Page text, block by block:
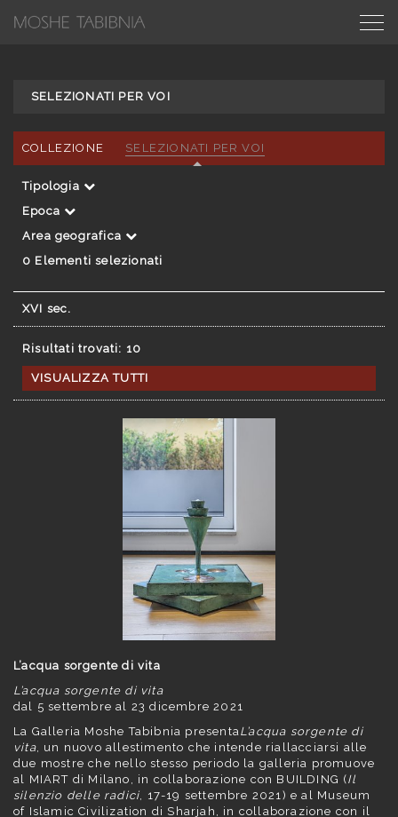
SELEZIONATI PER VOI
COLLEZIONE SELEZIONATI PER VOI
Tipologia
Epoca
Area geografica
0 Elementi selezionati
XVI sec.
Risultati trovati: 10
VISUALIZZA TUTTI
L’acqua sorgente di vita
L’acqua sorgente di vita
dal 5 settembre al 23 dicembre 2021
La Galleria Moshe Tabibnia presentaL’acqua sorgente di
vita, un nuovo allestimento che intende riallacciarsi alle
due mostre che nello stesso periodo la galleria promuove
al MIART di Milano, in collaborazione con BUILDING (Il
silenzio delle radici, 17-19 settembre 2021) e al Museum
of Islamic Civilization di Sharjah, in collaborazione con il